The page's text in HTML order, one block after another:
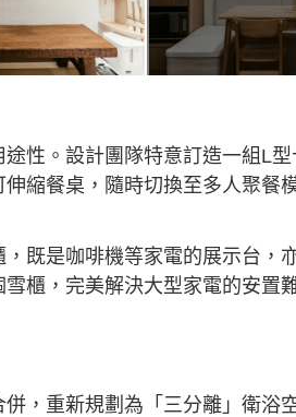
性。設計團隊特意訂造一組L
縮餐桌，隨時切換至多人聚餐
既是咖啡機等家電的展示台，
櫃，完美解決大型家電的安置
，重新規劃為「三分離」衛浴